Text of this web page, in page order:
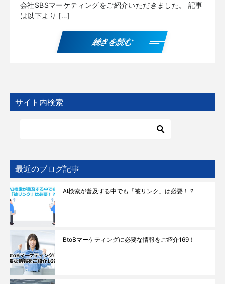
会社SBSマーケティングをご紹介いただきました。 記事
は以下より […]
続きを読む
サイト内検索
最近のブログ記事
AI検索が普及する中でも「被リンク」は必要！？
BtoBマーケティングに必要な情報をご紹介169！